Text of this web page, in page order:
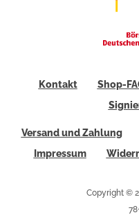
Kontakt Shop-
Versand und Zahlung
Impressum
Copyright ©